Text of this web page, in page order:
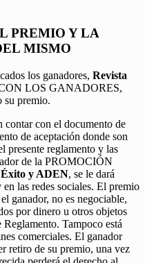
PREMIO Y LA
MISMO
los ganadores, Revista
LOS GANADORES,
su premio.
contar con el documento de
de aceptación donde son
presente reglamento y las
de la PROMOCIÓN
Éxito y ADEN, se le dará
las redes sociales. El premio
ganador, no es negociable,
por dinero u otros objetos
Reglamento. Tampoco está
comerciales. El ganador
retiro de su premio, una vez